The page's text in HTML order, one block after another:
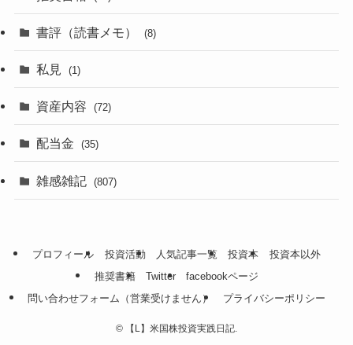
書評（読書メモ） (8)
私見 (1)
資産内容 (72)
配当金 (35)
雑感雑記 (807)
プロフィール 投資活動 人気記事一覧 投資本
投資本以外
推奨書籍
Twitter
facebookページ
問い合わせフォーム（営業受けません）
プライバシーポリシー
© 【L】米国株投資実践日記.